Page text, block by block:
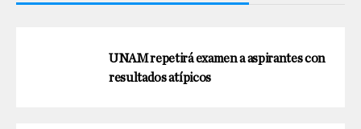
UNAM repetirá examen a aspirantes con
resultados atípicos